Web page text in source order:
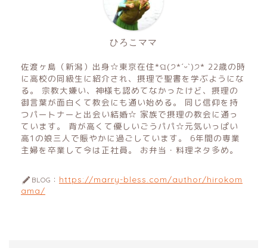
ひろこママ
佐渡ヶ島（新潟）出身☆東京在住*ଘ(੭*ˊᵕˋ)੭* 22歳の時
に高校の同級生に紹介され、摂理で聖書を学ぶようにな
る。 宗教大嫌い、神様も認めてなかったけど、摂理の
御言葉が面白くて教会にも通い始める。 同じ信仰を持
つパートナーと出会い結婚☆ 家族で摂理の教会に通っ
ています。 背が高くて優しいごうパパ☆元気いっぱい
高1の娘三人で賑やかに過ごしています。 6年間の専業
主婦を卒業して今は正社員。 お弁当・料理ネタ多め。
BLOG： https://marry-bless.com/author/hirokom
ama/